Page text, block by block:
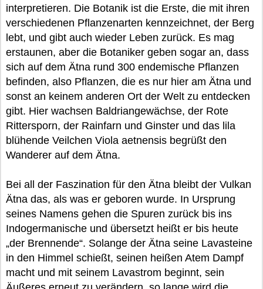
interpretieren. Die Botanik ist die Erste, die mit ihren
verschiedenen Pflanzenarten kennzeichnet, der Berg
lebt, und gibt auch wieder Leben zurück. Es mag
erstaunen, aber die Botaniker geben sogar an, dass
sich auf dem Ätna rund 300 endemische Pflanzen
befinden, also Pflanzen, die es nur hier am Ätna und
sonst an keinem anderen Ort der Welt zu entdecken
gibt. Hier wachsen Baldriangewächse, der Rote
Rittersporn, der Rainfarn und Ginster und das lila
blühende Veilchen Viola aetnensis begrüßt den
Wanderer auf dem Ätna.
Bei all der Faszination für den Ätna bleibt der Vulkan
Ätna das, als was er geboren wurde. In Ursprung
seines Namens gehen die Spuren zurück bis ins
Indogermanische und übersetzt heißt er bis heute
„der Brennende“. Solange der Ätna seine Lavasteine
in den Himmel schießt, seinen heißen Atem Dampf
macht und mit seinem Lavastrom beginnt, sein